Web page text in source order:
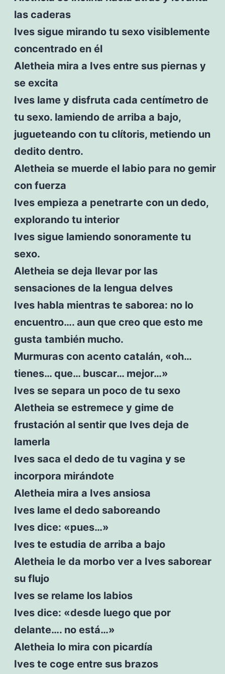
las caderas
Ives sigue mirando tu sexo visiblemente
concentrado en él
Aletheia mira a Ives entre sus piernas y
se excita
Ives lame y disfruta cada centímetro de
tu sexo. lamiendo de arriba a bajo,
jugueteando con tu clítoris, metiendo un
dedito dentro.
Aletheia se muerde el labio para no gemir
con fuerza
Ives empieza a penetrarte con un dedo,
explorando tu interior
Ives sigue lamiendo sonoramente tu
sexo.
Aletheia se deja llevar por las
sensaciones de la lengua deIves
Ives habla mientras te saborea: no lo
encuentro…. aun que creo que esto me
gusta también mucho.
Murmuras con acento catalán, «oh…
tienes… que… buscar… mejor…»
Ives se separa un poco de tu sexo
Aletheia se estremece y gime de
frustación al sentir que Ives deja de
lamerla
Ives saca el dedo de tu vagina y se
incorpora mirándote
Aletheia mira a Ives ansiosa
Ives lame el dedo saboreando
Ives dice: «pues…»
Ives te estudia de arriba a bajo
Aletheia le da morbo ver a Ives saborear
su flujo
Ives se relame los labios
Ives dice: «desde luego que por
delante…. no está…»
Aletheia lo mira con picardía
Ives te coge entre sus brazos